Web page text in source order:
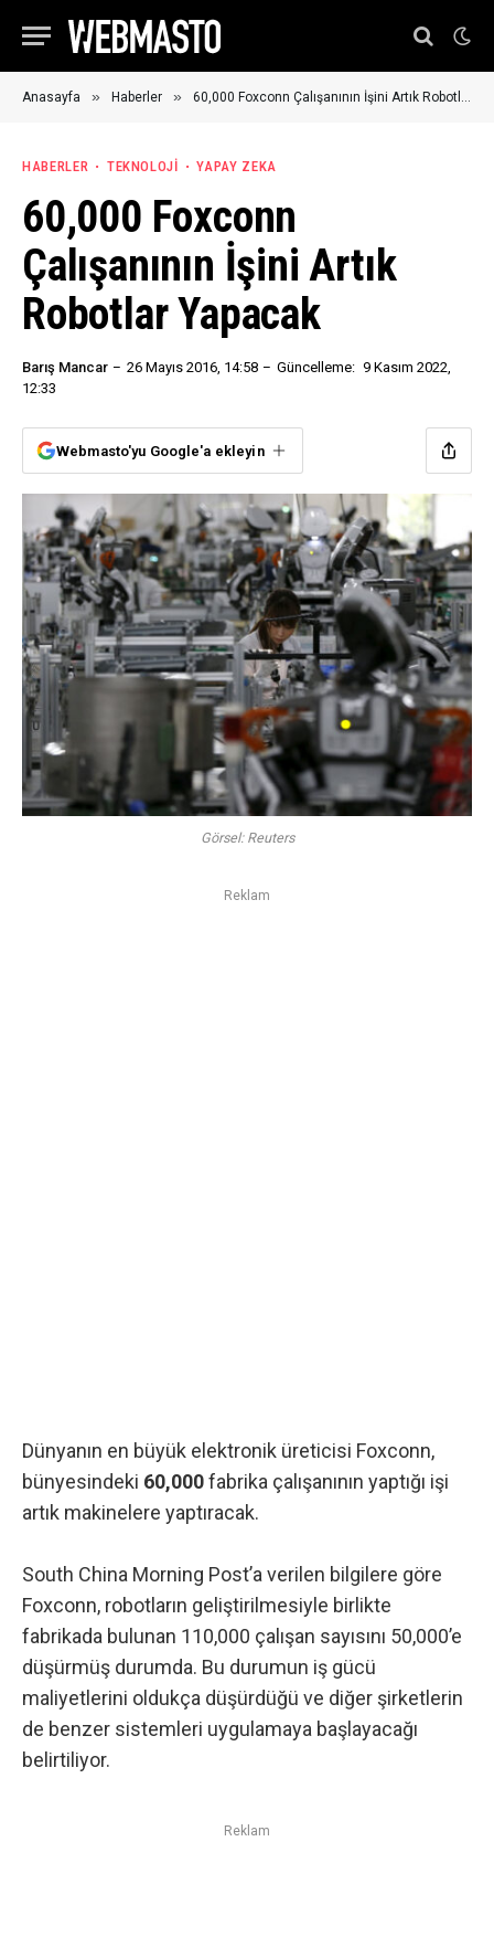
Anasayfa » Haberler » 60,000 Foxconn Çalışanının İşini Artık Robotlar Yapacak
HABERLER TEKNOLOJI YAPAY ZEKA
60,000 Foxconn
Çalışanının İşini Artık
Robotlar Yapacak
Barış Mancar 26 Mayıs 2016, 14:58 Güncelleme: 9 Kasım 2022,
12:33
Webmasto'yu Google'a ekleyin
Görsel: Reuters
Reklam
Dünyanın en büyük elektronik üreticisi Foxconn,
bünyesindeki 60,000fabrika çalışanının yaptığı işi
artık makinelere yaptıracak.
South China Morning Post’a verilen bilgilere göre
Foxconn, robotların geliştirilmesiyle birlikte
fabrikada bulunan 110,000 çalışan sayısını 50,000’e
düşürmüş durumda. Bu durumun iş gücü
maliyetlerini oldukça düşürdüğü ve diğer şirketlerin
de benzer sistemleri uygulamaya başlayacağı
belirtiliyor.
Reklam